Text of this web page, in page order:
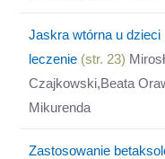
Jaskra wtórna u dzieci
leczenie (str. 23)
Czajkowski,Beata
Mikurenda
Zastosowanie